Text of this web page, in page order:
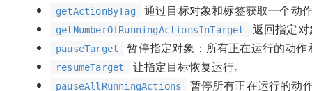
getActionByTag 通过目标对象和标签获取一个动
getNumberOfRunningActionsInTarget 返回指定
pauseTarget 暂停指定对象：所有正在运行的动
resumeTarget 让指定目标恢复运行。
pauseAllRunningActions 暂停所有正在运行的动